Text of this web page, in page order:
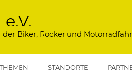
Biker, Rocker und
THEMEN STANDORTE